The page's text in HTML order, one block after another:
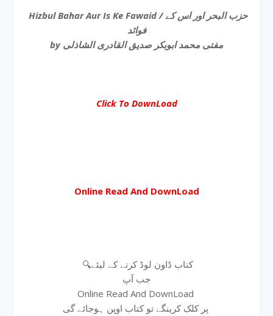
Hizbul Bahar Aur Is Ke Fawaid / حزب البحر اور اس کے
فوائد
by مفتی محمد ابوبکر صدیق القادری الشاذلی
Click To DownLoad
Online Read And DownLoad
🔍کتاب ڈاون لوڈ کرنے کے لیئے
جب آپ
Online Read And DownLoad